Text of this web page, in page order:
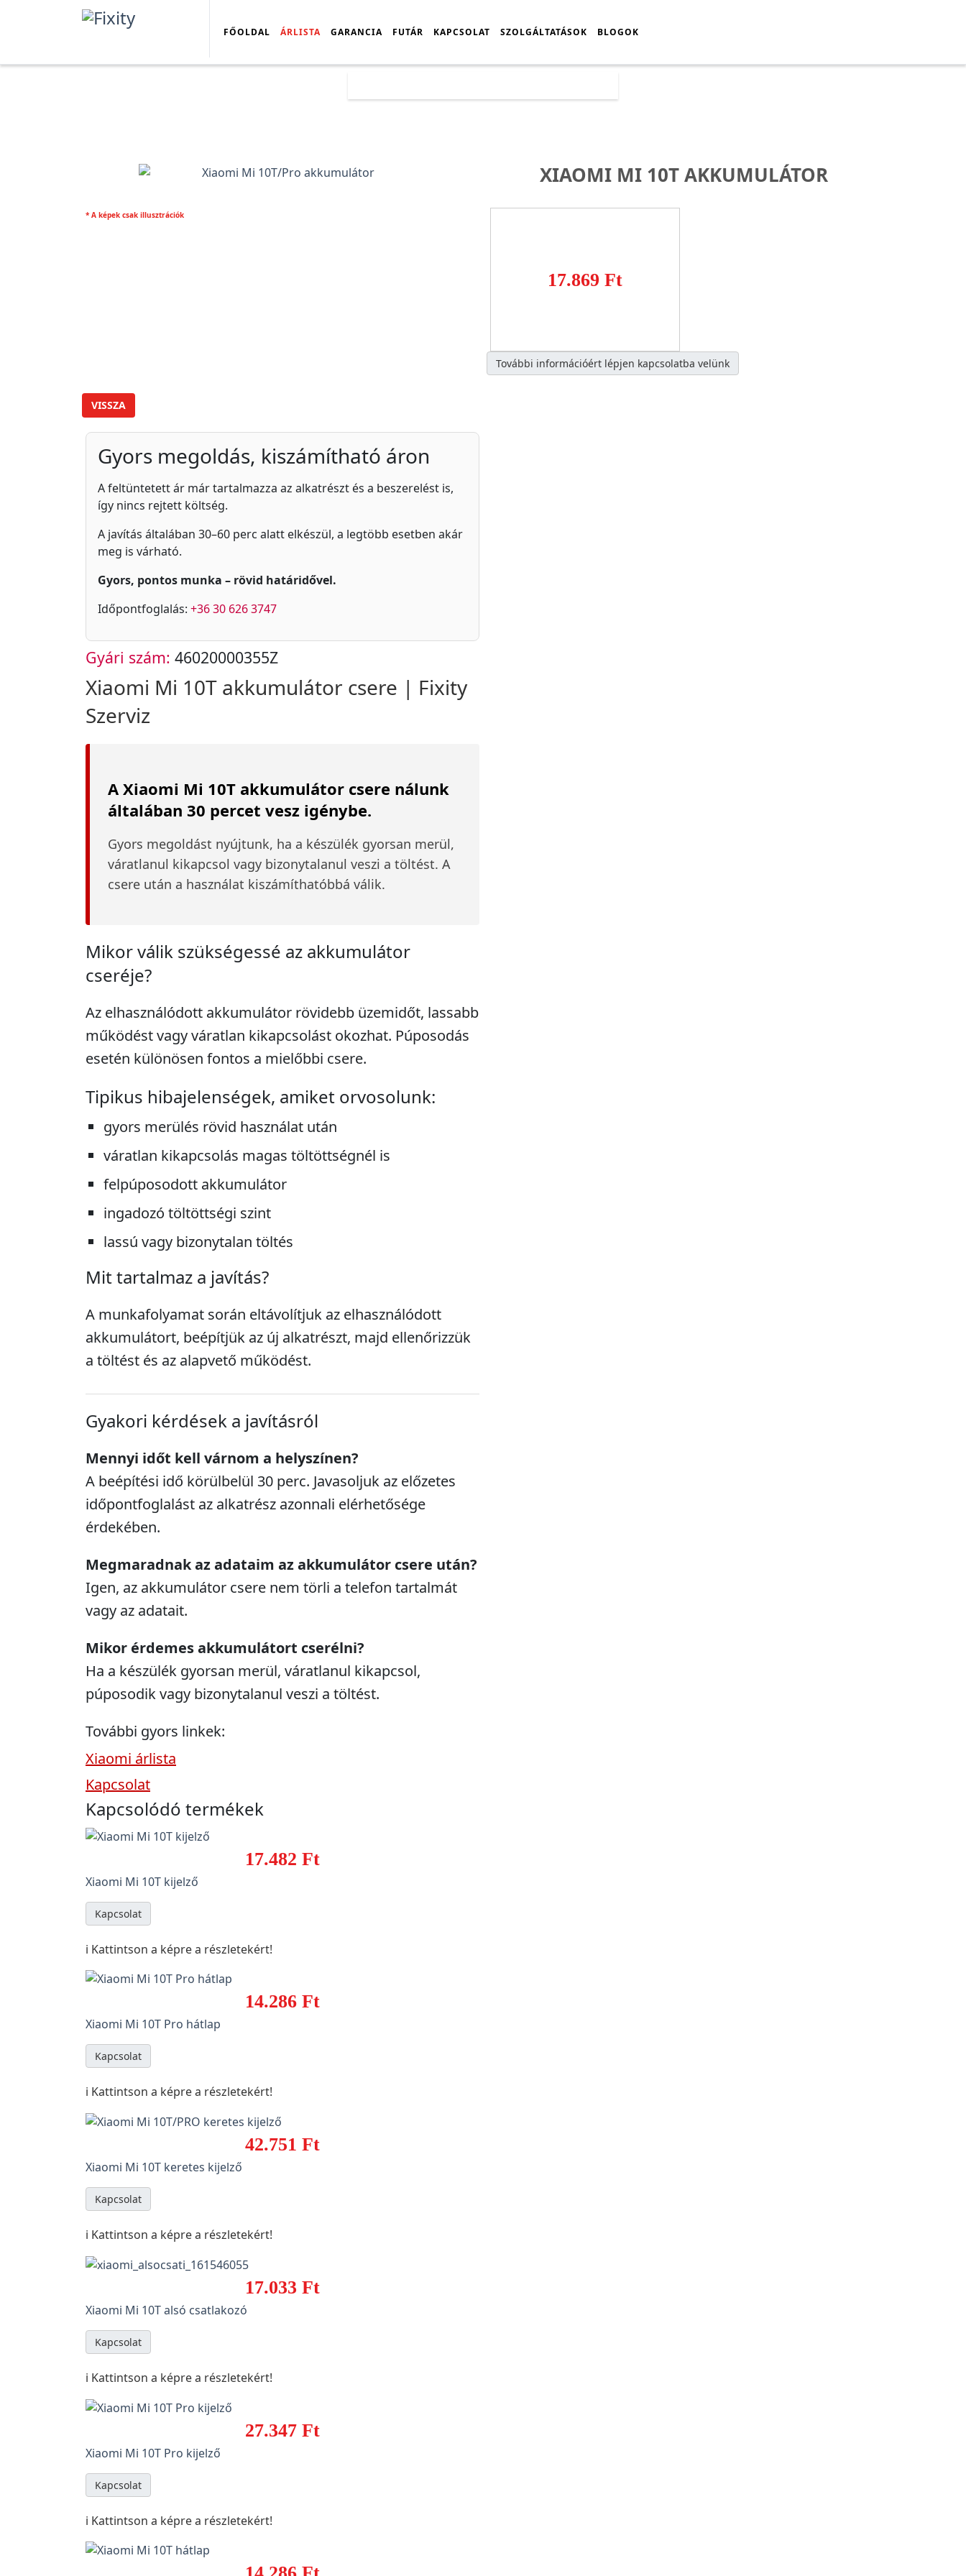
FŐOLDAL ÁRLISTA GARANCIA FUTÁR KAPCSOLAT SZOLGÁLTATÁSOK BLOGOK
* A képek csak illusztrációk
XIAOMI MI 10T AKKUMULÁTOR
17.869 Ft
További információért lépjen kapcsolatba velünk
VISSZA
Gyors megoldás, kiszámítható áron
A feltüntetett ár már tartalmazza az alkatrészt és a beszerelést is,
így nincs rejtett költség.
A javítás általában 30–60 perc alatt elkészül, a legtöbb esetben akár
meg is várható.
Gyors, pontos munka – rövid határidővel.
Időpontfoglalás: +36 30 626 3747
Gyári szám: 46020000355Z
Xiaomi Mi 10T akkumulátor csere | Fixity
Szerviz
A Xiaomi Mi 10T akkumulátor csere nálunk
általában 30 percet vesz igénybe.
Gyors megoldást nyújtunk, ha a készülék gyorsan merül,
váratlanul kikapcsol vagy bizonytalanul veszi a töltést. A
csere után a használat kiszámíthatóbbá válik.
Mikor válik szükségessé az akkumulátor
cseréje?
Az elhasználódott akkumulátor rövidebb üzemidőt, lassabb
működést vagy váratlan kikapcsolást okozhat. Púposodás
esetén különösen fontos a mielőbbi csere.
Tipikus hibajelenségek, amiket orvosolunk:
gyors merülés rövid használat után
váratlan kikapcsolás magas töltöttségnél is
felpúposodott akkumulátor
ingadozó töltöttségi szint
lassú vagy bizonytalan töltés
Mit tartalmaz a javítás?
A munkafolyamat során eltávolítjuk az elhasználódott
akkumulátort, beépítjük az új alkatrészt, majd ellenőrizzük
a töltést és az alapvető működést.
Gyakori kérdések a javításról
Mennyi időt kell várnom a helyszínen?
A beépítési idő körülbelül 30 perc. Javasoljuk az előzetes
időpontfoglalást az alkatrész azonnali elérhetősége
érdekében.
Megmaradnak az adataim az akkumulátor csere után?
Igen, az akkumulátor csere nem törli a telefon tartalmát
vagy az adatait.
Mikor érdemes akkumulátort cserélni?
Ha a készülék gyorsan merül, váratlanul kikapcsol,
púposodik vagy bizonytalanul veszi a töltést.
További gyors linkek:
Xiaomi árlista
Kapcsolat
Kapcsolódó termékek
17.482 Ft
Xiaomi Mi 10T kijelző
Kapcsolat
ℹ️ Kattintson a képre a részletekért!
14.286 Ft
Xiaomi Mi 10T Pro hátlap
Kapcsolat
ℹ️ Kattintson a képre a részletekért!
42.751 Ft
Xiaomi Mi 10T keretes kijelző
Kapcsolat
ℹ️ Kattintson a képre a részletekért!
17.033 Ft
Xiaomi Mi 10T alsó csatlakozó
Kapcsolat
ℹ️ Kattintson a képre a részletekért!
27.347 Ft
Xiaomi Mi 10T Pro kijelző
Kapcsolat
ℹ️ Kattintson a képre a részletekért!